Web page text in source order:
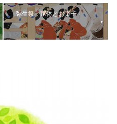
弥生祭 家体とお囃子